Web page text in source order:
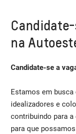
na
Candidate-se a
Estamos em
idealizadores e
contribuindo para
para que